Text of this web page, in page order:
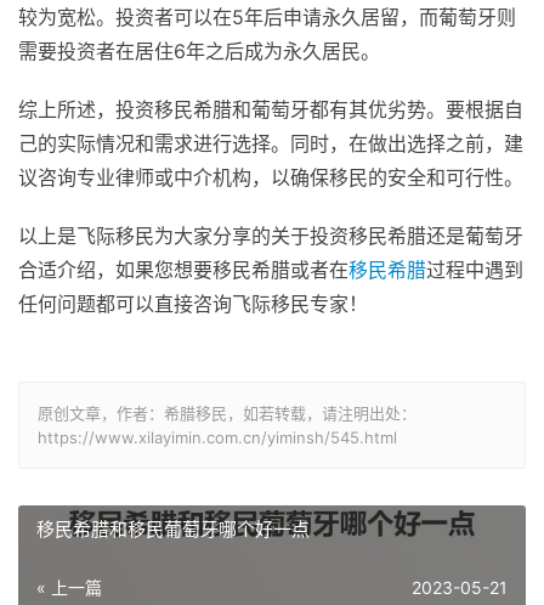
较为宽松。投资者可以在5年后申请永久居留，而葡萄牙则
需要投资者在居住6年之后成为永久居民。
综上所述，投资移民希腊和葡萄牙都有其优劣势。要根据自
己的实际情况和需求进行选择。同时，在做出选择之前，建
议咨询专业律师或中介机构，以确保移民的安全和可行性。
以上是飞际移民为大家分享的关于投资移民希腊还是葡萄牙
合适介绍，如果您想要移民希腊或者在移民希腊过程中遇到
任何问题都可以直接咨询飞际移民专家！
原创文章，作者：希腊移民，如若转载，请注明出处：
https://www.xilayimin.com.cn/yiminsh/545.html
移民希腊和移民葡萄牙哪个好一点
« 上一篇 2023-05-21